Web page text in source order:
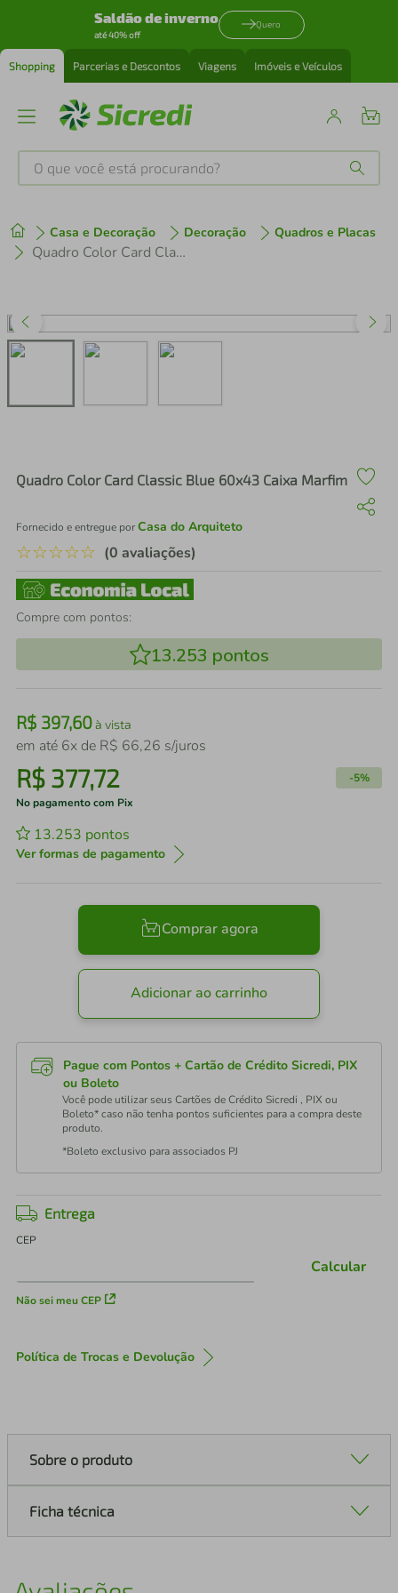
Saldão de inverno
até 40% off
Quero
Shopping Parcerias e Descontos Viagens Imóveis e Veículos
O que você está procurando?
Casa e Decoração Decoração Quadros e Placas
Quadro Color Card Classic Blue 60x43 Caixa Marfim
Quadro Color Card Classic Blue 60x43 Caixa Marfim
Fornecido e entregue porCasa do Arquiteto
☆☆☆☆☆ (0 avaliações)
Compre com pontos:
13.253 pontos
R$ 397,60à vista
em até 6x de R$ 66,26 s/juros
R$ 377,72 -5%
No pagamento com Pix
13.253 pontos
Ver formas de pagamento
Comprar agora
Adicionar ao carrinho
Pague com Pontos + Cartão de Crédito Sicredi, PIX
ou Boleto
Você pode utilizar seus Cartões de Crédito Sicredi , PIX ou
Boleto* caso não tenha pontos suficientes para a compra deste
produto.
*Boleto exclusivo para associados PJ
Entrega
CEP
Não sei meu CEP
Calcular
Política de Trocas e Devolução
Sobre o produto
Ficha técnica
1º tenis
perfume